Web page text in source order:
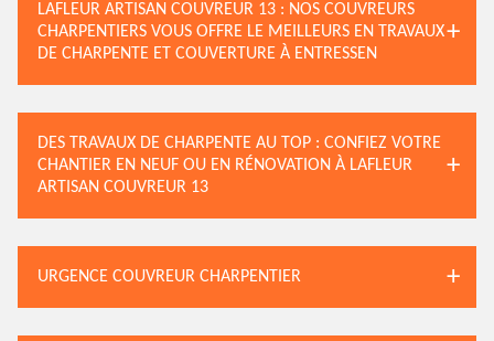
LAFLEUR ARTISAN COUVREUR 13 : NOS COUVREURS
CHARPENTIERS VOUS OFFRE LE MEILLEURS EN TRAVAUX
DE CHARPENTE ET COUVERTURE À ENTRESSEN
DES TRAVAUX DE CHARPENTE AU TOP : CONFIEZ VOTRE
CHANTIER EN NEUF OU EN RÉNOVATION À LAFLEUR
ARTISAN COUVREUR 13
URGENCE COUVREUR CHARPENTIER